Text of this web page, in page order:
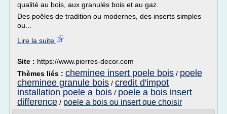
qualité au bois, aux granulés bois et au gaz.
Des poêles de tradition ou modernes, des inserts simples
ou...
Lire la suite
Site : https://www.pierres-decor.com
Thèmes liés : cheminee insert poele bois / poele
cheminee granule bois / credit d'impot
installation poele a bois / poele a bois insert
difference / poele a bois ou insert que choisir